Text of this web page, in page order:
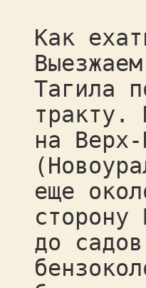
Как
Тагила
тракту.
на Верх-
еще
сторону
до